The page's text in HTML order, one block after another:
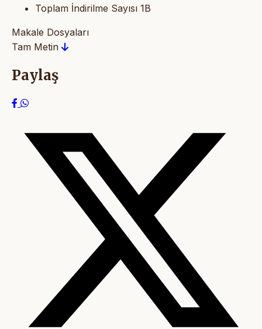
Toplam İndirilme Sayısı 1B
Makale Dosyaları
Tam Metin
Paylaş